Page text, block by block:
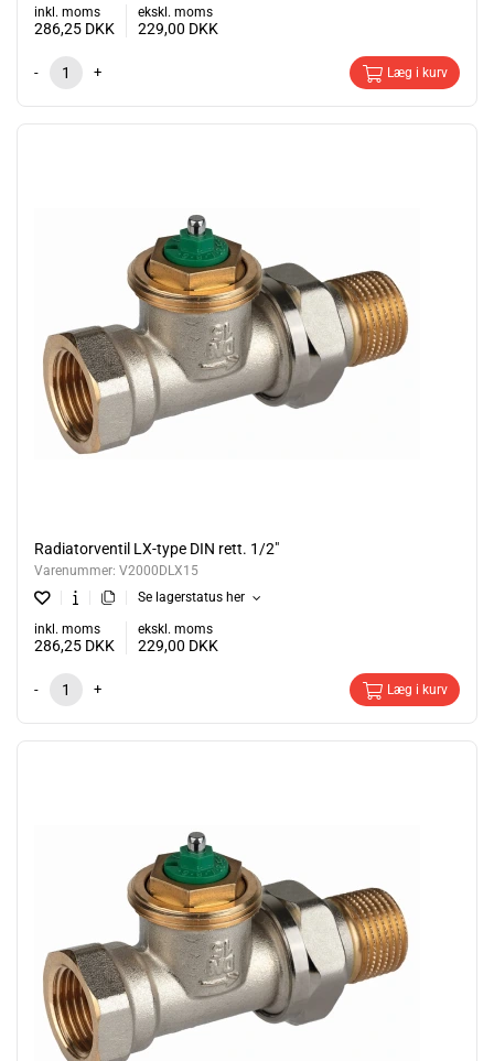
inkl. moms
286,25 DKK
ekskl. moms
229,00 DKK
- + Læg i kurv
Radiatorventil LX-type DIN rett. 1/2"
Varenummer: V2000DLX15
Se lagerstatus her
inkl. moms
286,25 DKK
ekskl. moms
229,00 DKK
- + Læg i kurv